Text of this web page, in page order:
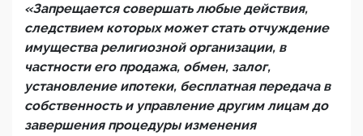
«Запрещается совершать любые действия,
следствием которых может стать отчуждение
имущества религиозной организации, в
частности его продажа, обмен, залог,
установление ипотеки, бесплатная передача в
собственность и управление другим лицам до
завершения процедуры изменения